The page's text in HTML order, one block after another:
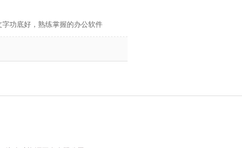
功底好，熟练掌握的办公软件
中文、办公文秘类专业优先。